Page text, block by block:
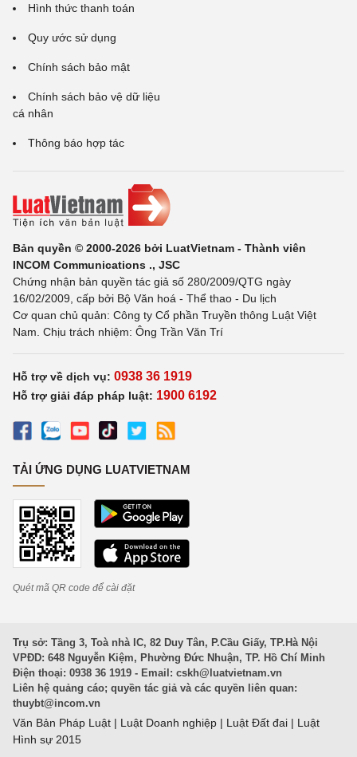
Hình thức thanh toán
Quy ước sử dụng
Chính sách bảo mật
Chính sách bảo vệ dữ liệu
cá nhân
Thông báo hợp tác
Bản quyền © 2000-2026 bởi LuatVietnam - Thành viên
INCOM Communications ., JSC
Chứng nhận bản quyền tác giả số 280/2009/QTG ngày
16/02/2009, cấp bởi Bộ Văn hoá - Thể thao - Du lịch
Cơ quan chủ quản: Công ty Cổ phần Truyền thông Luật Việt
Nam. Chịu trách nhiệm: Ông Trần Văn Trí
Hỗ trợ về dịch vụ: 0938 36 1919
Hỗ trợ giải đáp pháp luật: 1900 6192
TẢI ỨNG DỤNG LUATVIETNAM
Quét mã QR code để cài đặt
Trụ sở: Tầng 3, Toà nhà IC, 82 Duy Tân, P.Cầu Giấy, TP.Hà Nội
VPĐD: 648 Nguyễn Kiệm, Phường Đức Nhuận, TP. Hồ Chí Minh
Điện thoại: 0938 36 1919 - Email: cskh@luatvietnam.vn
Liên hệ quảng cáo; quyền tác giả và các quyền liên quan:
thuybt@incom.vn
Văn Bản Pháp Luật | Luật Doanh nghiệp | Luật Đất đai | Luật
Hình sự 2015